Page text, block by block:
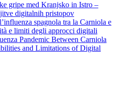
gripe med Kranjsko in Istro –
digitalnih pristopov
spagnola tra la Carniola e
e limiti degli approcci digitali
Pandemic Between Carniola
and Limitations of Digital